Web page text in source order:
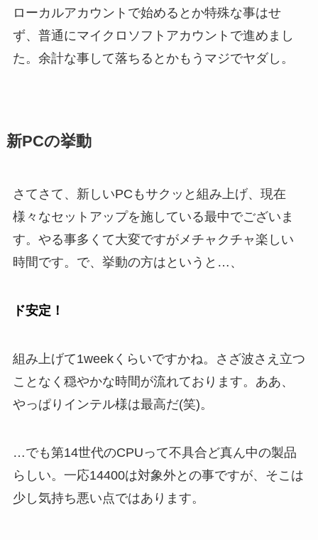
ローカルアカウントで始めるとか特殊な事はせ
ず、普通にマイクロソフトアカウントで進めまし
た。余計な事して落ちるとかもうマジでヤダし。
新PCの挙動
さてさて、新しいPCもサクッと組み上げ、現在
様々なセットアップを施している最中でございま
す。やる事多くて大変ですがメチャクチャ楽しい
時間です。で、挙動の方はというと…、
ド安定！
組み上げて1weekくらいですかね。さざ波さえ立つ
ことなく穏やかな時間が流れております。ああ、
やっぱりインテル様は最高だ(笑)。
…でも第14世代のCPUって不具合ど真ん中の製品
らしい。一応14400は対象外との事ですが、そこは
少し気持ち悪い点ではあります。